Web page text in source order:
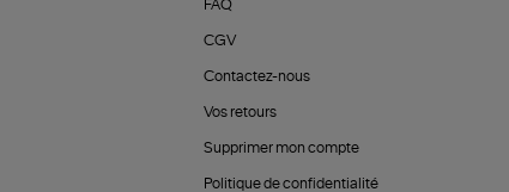
FAQ
CGV
Contactez-nous
Vos retours
Supprimer mon compte
Politique de confidentialité